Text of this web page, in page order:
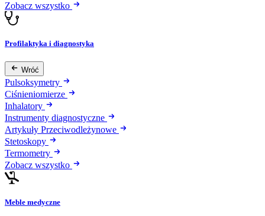
Zobacz wszystko
Profilaktyka i diagnostyka
Wróć
Pulsoksymetry
Ciśnieniomierze
Inhalatory
Instrumenty diagnostyczne
Artykuły Przeciwodleżynowe
Stetoskopy
Termometry
Zobacz wszystko
Meble medyczne